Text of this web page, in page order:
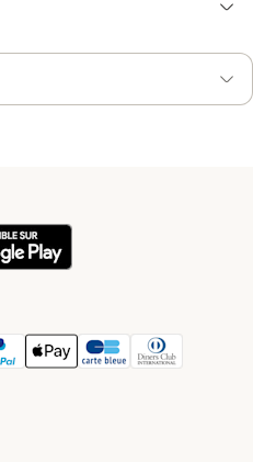
Method
Method
Payment Method
Apple Pay Payment Method
Carte bleue Payment
Diners club
Method